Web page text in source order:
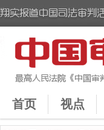
首页 视点